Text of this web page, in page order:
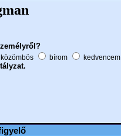
közömbös bírom kedvencem